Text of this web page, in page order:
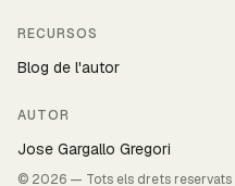
RECURSOS
Blog de l'autor
AUTOR
Jose Gargallo Gregori
© 2026 — Tots els drets reservats